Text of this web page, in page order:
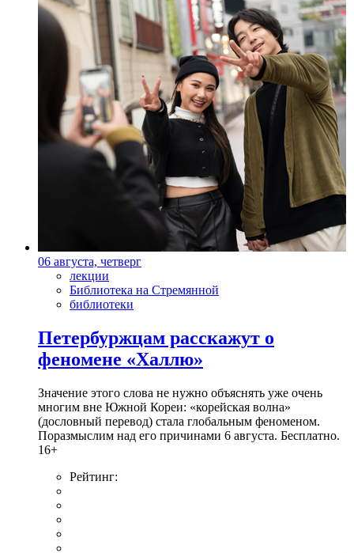
06 августа, четверг
лекции
Библиотека на Стремянной
библиотеки
Петербуржцам расскажут о
феномене «Халлю»
Значение этого слова не нужно объяснять уже очень
многим вне Южной Кореи: «корейская волна»
(дословный перевод) стала глобальным феноменом.
Поразмыслим над его причинами 6 августа. Бесплатно.
16+
Рейтинг: